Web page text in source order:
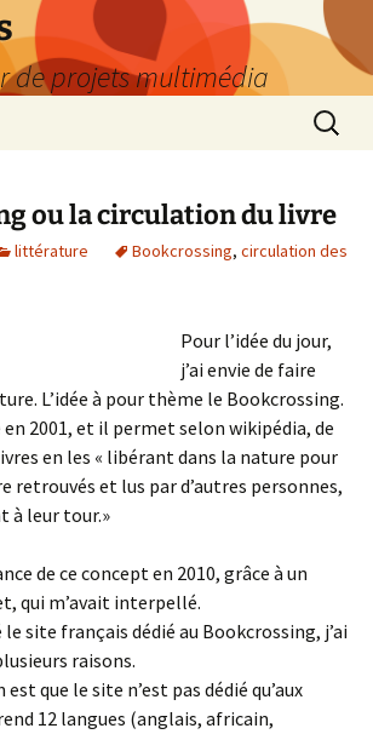
de projets multimédia
ou la circulation du livre
littérature Bookcrossing, circulation des
Pour l’idée du jour,
j’ai envie de faire
L’idée à pour thème le Bookcrossing.
2001, et il permet selon wikipédia, de
en les « libérant dans la nature pour
retrouvés et lus par d’autres personnes,
à leur tour.»
de ce concept en 2010, grâce à un
qui m’avait interpellé.
le site français dédié au Bookcrossing, j’ai
raisons.
que le site n’est pas dédié qu’aux
12 langues (anglais, africain,